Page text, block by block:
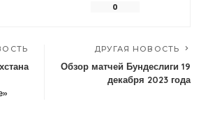
0
ДРУГАЯ НОВОСТЬ
Обзор матчей Бундеслиги 19
декабря 2023 года